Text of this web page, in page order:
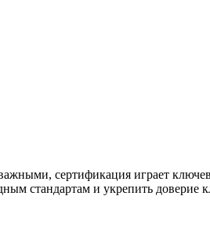
важными, сертификация играет
стандартам и укрепить доверие